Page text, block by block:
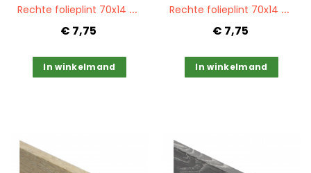
R
echte folieplint 70x14 Castle Oak grey PPC 27215
€ 7,75
In winkelmand
R
echte folieplint 70x14 Castle Oak light PPC 27211
€ 7,75
In winkelmand